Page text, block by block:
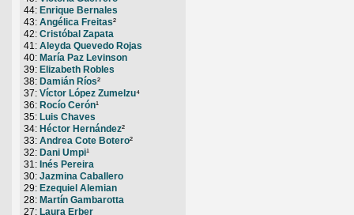
44: Enrique Bernales
43: Angélica Freitas²
42: Cristóbal Zapata
41: Aleyda Quevedo Rojas
40: María Paz Levinson
39: Elizabeth Robles
38: Damián Ríos²
37: Víctor López Zumelzu⁴
36: Rocío Cerón¹
35: Luis Chaves
34: Héctor Hernández²
33: Andrea Cote Botero²
32: Dani Umpi¹
31: Inés Pereira
30: Jazmina Caballero
29: Ezequiel Alemian
28: Martín Gambarotta
27: Laura Erber